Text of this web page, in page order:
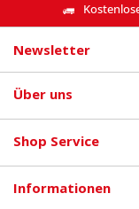
Newsletter
Über uns
Shop Service
Informationen